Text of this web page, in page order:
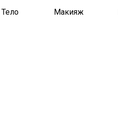
Тело Макияж